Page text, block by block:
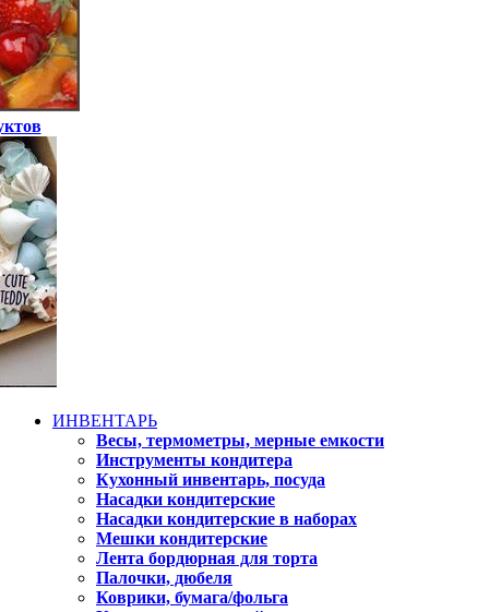
ИНВЕНТАРЬ
Весы, термометры, мерные емкости
Инструменты кондитера
Кухонный инвентарь, посуда
Насадки кондитерские
Насадки кондитерские в наборах
Мешки кондитерские
Лента бордюрная для торта
Палочки, дюбеля
Коврики, бумага/фольга